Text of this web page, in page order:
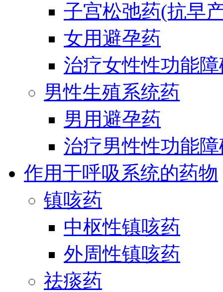
子宫松弛药(抗早
女用避孕药
治疗女性性功能
男性生殖系统药
男用避孕药
治疗男性性功能
作用于呼吸系统的药物
镇咳药
中枢性镇咳药
外周性镇咳药
祛痰药